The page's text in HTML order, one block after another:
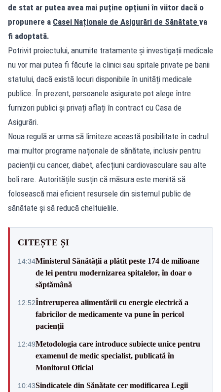
de stat ar putea avea mai puține opțiuni în viitor dacă o
propunere a Casei Naționale de Asigurări de Sănătate va
fi adoptată.
Potrivit proiectului, anumite tratamente și investigații medicale
nu vor mai putea fi făcute la clinici sau spitale private pe banii
statului, dacă există locuri disponibile în unități medicale
publice. În prezent, persoanele asigurate pot alege între
furnizori publici și privați aflați în contract cu Casa de
Asigurări.
Noua regulă ar urma să limiteze această posibilitate în cadrul
mai multor programe naționale de sănătate, inclusiv pentru
pacienții cu cancer, diabet, afecțiuni cardiovasculare sau alte
boli rare. Autoritățile susțin că măsura este menită să
folosească mai eficient resursele din sistemul public de
sănătate și să reducă cheltuielile.
CITEȘTE ȘI
14:34Ministerul Sănătății a plătit peste 174 de milioane
de lei pentru modernizarea spitalelor, în doar o
săptămână
12:52Întreruperea alimentării cu energie electrică a
fabricilor de medicamente va pune în pericol
pacienții
12:49Metodologia care introduce subiecte unice pentru
examenul de medic specialist, publicată în
Monitorul Oficial
10:43Sindicatele din Sănătate cer modificarea Legii